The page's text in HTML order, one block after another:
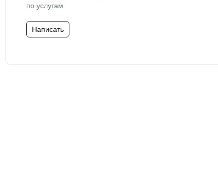
по услугам.
Написать